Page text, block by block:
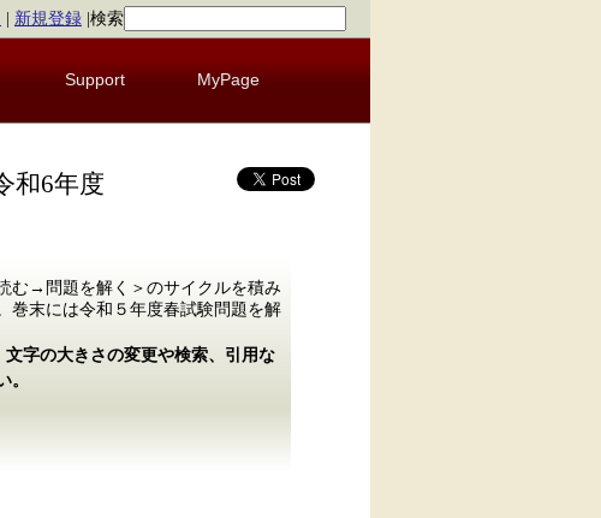
新規登録 検索
Support MyPage
和6年度
む→問題を解く＞のサイクルを積み
巻末には令和５年度春試験問題を解
文字の大きさの変更や検索、引用な
。